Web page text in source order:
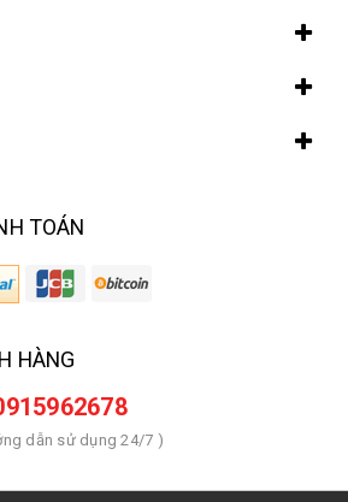
TOÁN
HÀNG
dẫn sử dụng 24/7 )